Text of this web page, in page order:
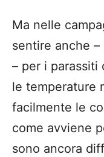
Ma nelle
sentire anche
– per i parassiti
le temperature
facilmente le
come avviene
sono ancora